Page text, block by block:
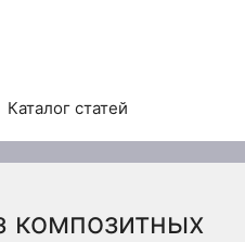
Каталог статей
композитных